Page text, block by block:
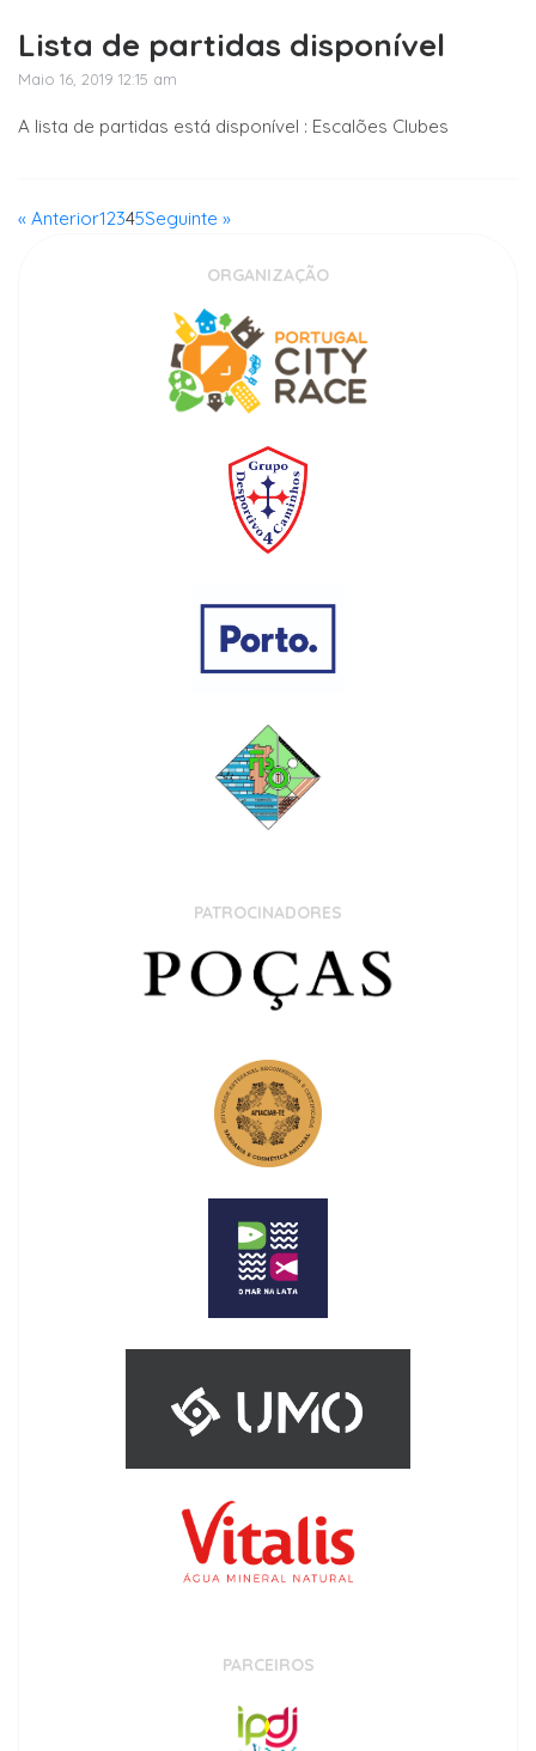
Lista de partidas disponível
Maio 16, 2019 12:15 am
A lista de partidas está disponível : Escalões Clubes
« Anterior12345Seguinte »
ORGANIZAÇÃO
PATROCINADORES
PARCEIROS